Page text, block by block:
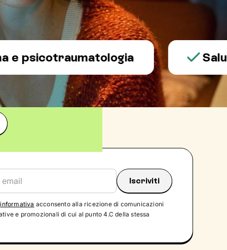
Salute
informativa acconsento alla ricezione di comunicazioni
e promozionali di cui al punto 4.C della stessa